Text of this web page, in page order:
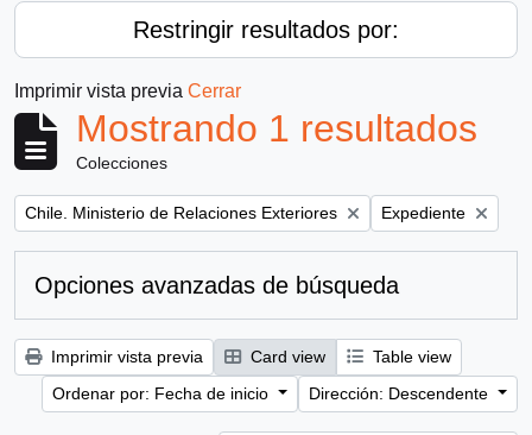
Restringir resultados por:
Imprimir vista previa Cerrar
Mostrando 1 resultados
Colecciones
Remove filter:
Chile. Ministerio de Relaciones Exteriores Remove filter:
Expediente
Opciones avanzadas de búsqueda
Imprimir vista previa Card view
Table view
Ordenar por: Fecha de inicio
Dirección: Descendente